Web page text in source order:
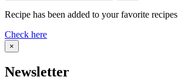
Recipe has been added to your favorite recipes
Check here
×
Newsletter